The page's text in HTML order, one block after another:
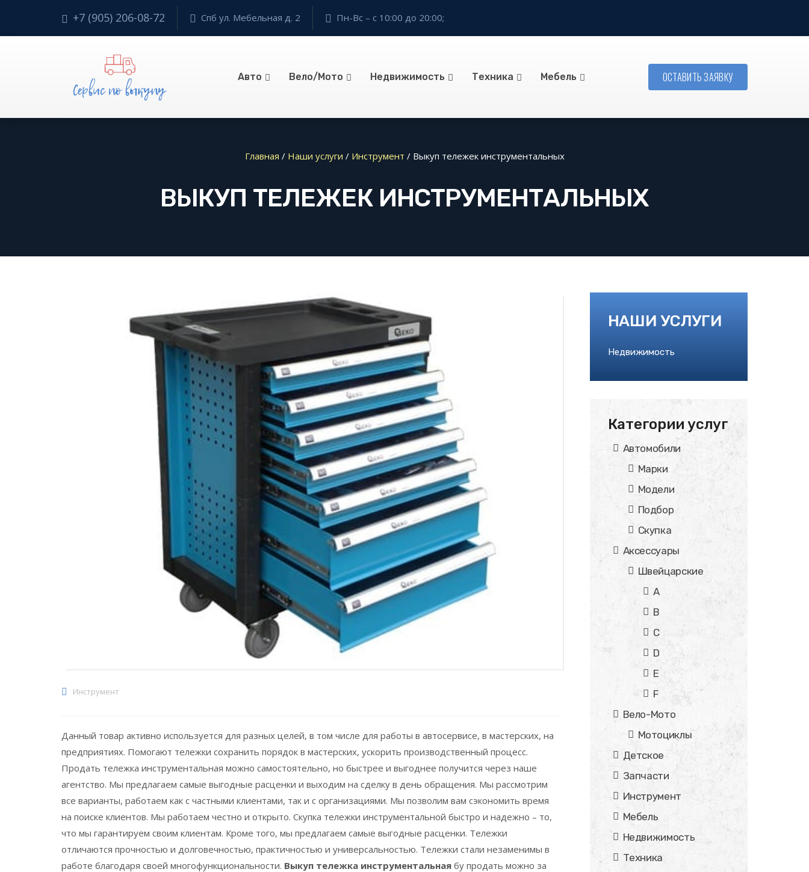
+7 (905) 206-08-72 Спб ул. Мебельная д. 2 Пн-Вс – с 10:00 до 20:00;
Авто Вело/Мото Недвижимость Техника Мебель ОСТАВИТЬ ЗАЯВКУ
Главная / Наши услуги / Инструмент / Выкуп тележек инструментальных
ВЫКУП ТЕЛЕЖЕК ИНСТРУМЕНТАЛЬНЫХ
Инструмент
Данный товар активно используется для разных целей, в том числе для работы в автосервисе, в мастерских, на
предприятиях. Помогают тележки сохранить порядок в мастерских, ускорить производственный процесс.
Продать тележка инструментальная можно самостоятельно, но быстрее и выгоднее получится через наше
агентство. Мы предлагаем самые выгодные расценки и выходим на сделку в день обращения. Мы рассмотрим
все варианты, работаем как с частными клиентами, так и с организациями. Мы позволим вам сэкономить время
на поиске клиентов. Мы работаем честно и открыто. Скупка тележки инструментальной быстро и надежно – то,
что мы гарантируем своим клиентам. Кроме того, мы предлагаем самые выгодные расценки. Тележки
отличаются прочностью и долговечностью, практичностью и универсальностью. Тележки стали незаменимы в
работе благодаря своей многофункциональности. Выкуп тележка инструментальная бу продать можно за
НАШИ УСЛУГИ
Недвижимость
Категории услуг
Автомобили
Марки
Модели
Подбор
Скупка
Аксессуары
Швейцарские
A
B
C
D
E
F
Вело-Мото
Мотоциклы
Детское
Запчасти
Инструмент
Мебель
Недвижимость
Техника